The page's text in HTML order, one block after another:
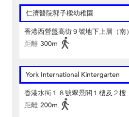
仁濟醫院郭子樑幼稚園
香港西營盤高街９號地下上層（南）
距離 300m
York International Kintergarten
香港水街１８號翠景閣１樓及２樓
距離 200m